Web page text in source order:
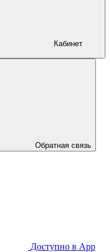
Кабинет
Обратная связь
Доступно в App